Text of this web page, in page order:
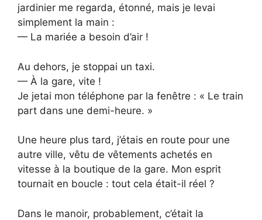
jardinier me regarda, étonné, mais je levai
simplement la main :
— La mariée a besoin d’air !
Au dehors, je stoppai un taxi.
— À la gare, vite !
Je jetai mon téléphone par la fenêtre : « Le train
part dans une demi-heure. »
Une heure plus tard, j’étais en route pour une
autre ville, vêtu de vêtements achetés en
vitesse à la boutique de la gare. Mon esprit
tournait en boucle : tout cela était-il réel ?
Dans le manoir, probablement, c’était la